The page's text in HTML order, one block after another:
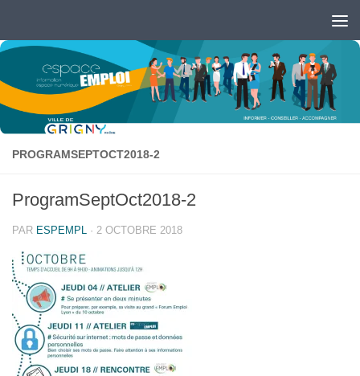
Ouvrir la barre d’outils
PROGRAMSEPTOCT2018-2
ProgramSeptOct2018-2
PAR ESPEMPL · 2 OCTOBRE 2018